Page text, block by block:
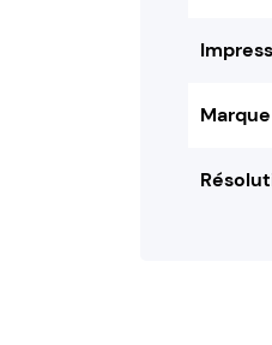
Marque